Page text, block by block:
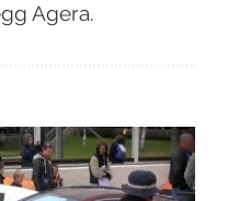
Agera.